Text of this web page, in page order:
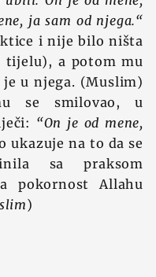
ja sam od njega.“
i nije bilo ništa
tijelu), a potom mu
u njega. (Muslim)
se smilovao, u
“On je od mene,
ukazuje na to da se
sa praksom
pokornost Allahu
)